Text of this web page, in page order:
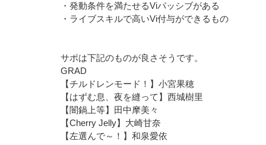
・発動条件を満たせるViパッシブがある
・ライブスキルで高いVi付与ができるもの
サポは下記のものが良さそうです。
GRAD
【チルドレンモード！】小宮果穂
【はずむ息、夜を縫って】西城樹里
【闇鍋上等】田中摩美々
【Cherry Jelly】大崎甘奈
【左選んで～！】和泉愛依